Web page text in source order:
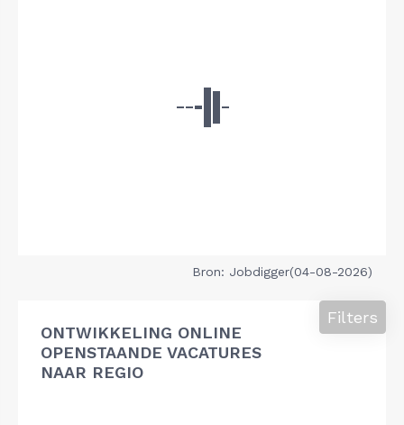
Bron: Jobdigger(04-08-2026)
ONTWIKKELING ONLINE
OPENSTAANDE VACATURES
NAAR REGIO
Filters